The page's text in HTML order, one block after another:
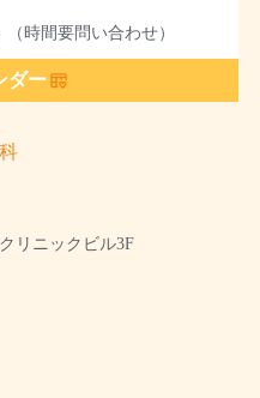
時間要問い合わせ）
ダー
リニックビル3F